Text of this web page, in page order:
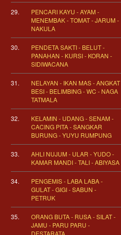
29.
PENCARI KAYU - AYAM -
MENEMBAK - TOMAT - JARUM -
NAKULA
30.
PENDETA SAKTI - BELUT -
PANAHAN - KURSI - KORAN -
SIDIWACANA
31.
NELAYAN - IKAN MAS - ANGKAT
BESI - BELIMBING - WC - NAGA
TATMALA
32.
KELAMIN - UDANG - SENAM -
CACING PITA - SANGKAR
BURUNG - YUYU RUMPUNG
33.
AHLI NUJUM - ULAR - YUDO -
KAMAR MANDI - TALI - ABIYASA
34.
PENGEMIS - LABA LABA -
GULAT - GIGI - SABUN -
PETRUK
35.
ORANG BUTA - RUSA - SILAT -
JAMU - PARU PARU -
DESTARATA